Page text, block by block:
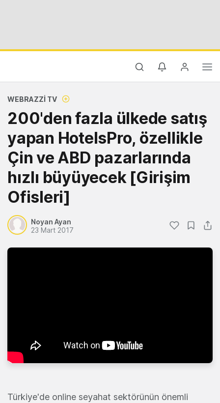
WEBRAZZI TV
200'den fazla ülkede satış
yapan HotelsPro, özellikle
Çin ve ABD pazarlarında
hızlı büyüyecek [Girişim
Ofisleri]
Noyan Ayan
23 Mart 2017
Türkiye'de online seyahat sektörünün önemli